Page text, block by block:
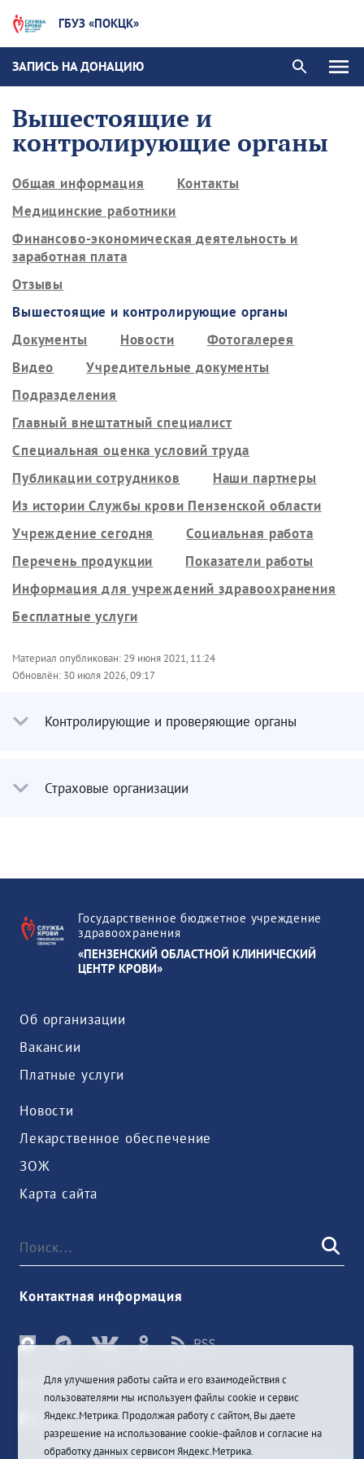
ГБУЗ «ПОКЦК»
ЗАПИСЬ НА ДОНАЦИЮ
Вышестоящие и
контролирующие органы
Общая информация
Контакты
Медицинские работники
Финансово-экономическая деятельность и
заработная плата
Отзывы
Вышестоящие и контролирующие органы
Документы
Новости
Фотогалерея
Видео
Учредительные документы
Подразделения
Главный внештатный специалист
Специальная оценка условий труда
Публикации сотрудников
Наши партнеры
Из истории Службы крови Пензенской области
Учреждение сегодня
Социальная работа
Перечень продукции
Показатели работы
Информация для учреждений здравоохранения
Бесплатные услуги
Материал опубликован: 29 июня 2021, 11:24
Обновлён: 30 июля 2026, 09:17
Контролирующие и проверяющие органы
Страховые организации
Государственное бюджетное учреждение
здравоохранения
«ПЕНЗЕНСКИЙ ОБЛАСТНОЙ КЛИНИЧЕСКИЙ
ЦЕНТР КРОВИ»
Об организации
Вакансии
Платные услуги
Новости
Лекарственное обеспечение
ЗОЖ
Карта сайта
Контактная информация
ВойтиДля улучшения работы сайта и его взаимодействия с
пользователями мы используем файлы cookie и сервис
Яндекс.Метрика. Продолжая работу с сайтом, Вы даете
разрешение на использование cookie-файлов и согласие на
обработку данных сервисом Яндекс.Метрика.